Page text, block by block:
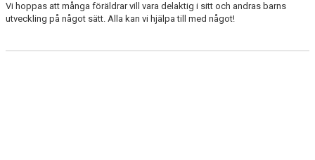
Vi hoppas att många föräldrar vill vara delaktig i sitt och andras barns
utveckling på något sätt. Alla kan vi hjälpa till med något!